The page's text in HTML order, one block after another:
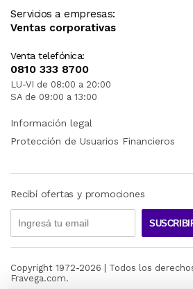
Servicios a empresas:
Ventas corporativas
Venta telefónica:
0810 333 8700
LU-VI de 08:00 a 20:00
SA de 09:00 a 13:00
Información legal
Protección de Usuarios Financieros
Recibí ofertas y promociones
Copyright 1972-2026 | Todos los
Fravega.com.